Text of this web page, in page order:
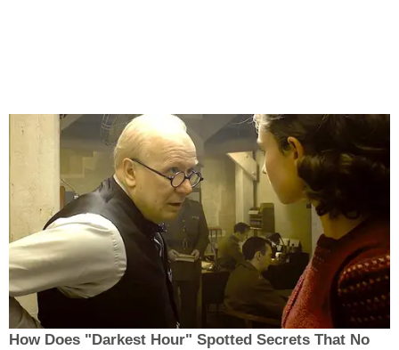
How Does "Darkest Hour" Spotted Secrets That No